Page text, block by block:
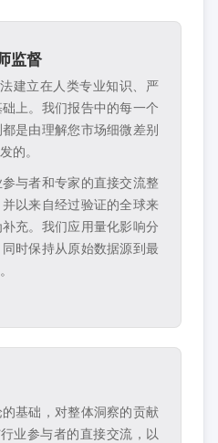
监督
建立在人类专业知识、严
上。我们报告中的每一个
是由理解您市场细微差别
的。
与者和专家的直接交流整
以来自经过验证的全球来
充。我们应用量化影响分
时保持从原始数据源到最
基础，对整体洞察的贡献
业参与者的直接交流，以